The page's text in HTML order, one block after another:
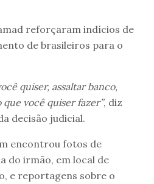
reforçaram indícios de
de brasileiros para o
quiser, assaltar banco,
você quiser fazer”, diz
decisão judicial.
encontrou fotos de
do irmão, em local de
e reportagens sobre o